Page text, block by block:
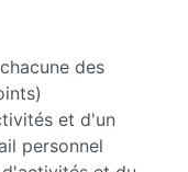
des
et d'un
personnel